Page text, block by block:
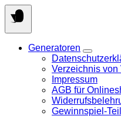
Springen
Sie
zum
Generatoren
Verzeichnis von
Impressum
AGB für
Gewinnspiel-